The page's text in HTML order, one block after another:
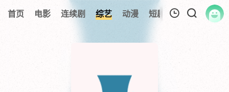
首页 电影 连续剧 综艺 动漫 短剧大全 纪录片